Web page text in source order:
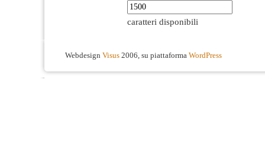
caratteri disponibili
Webdesign Visus 2006, su piattaforma WordPress